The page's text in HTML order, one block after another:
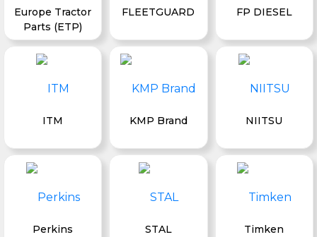
Europe Tractor
Parts (ETP)
FLEETGUARD FP DIESEL
ITM KMP Brand NIITSU
Perkins STAL Timken